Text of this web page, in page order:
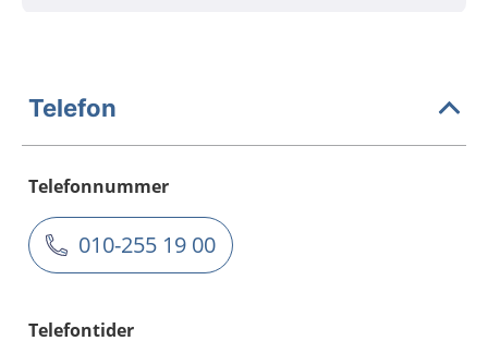
Telefon
Telefonnummer
010-255 19 00
Telefontider